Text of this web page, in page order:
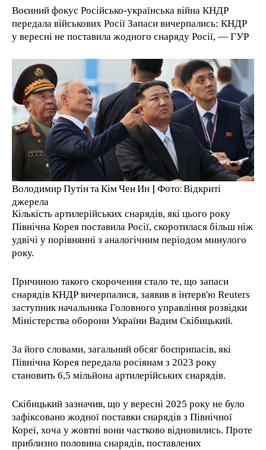
1-YEAR
/ year
articles for a whole year.
1-MONTH
/ month
By agreeing to this tier, you are billed every month after
the first one until you opt out of the monthly
subscription.
Воєнний фокус Російсько-українська війна КНДР
передала військових Росії Запаси вичерпались: КНДР
у вересні не поставила жодного снаряду Росії, — ГУР
Володимир Путін та Кім Чен Ин | Фото: Відкриті
джерела
Кількість артилерійських снарядів, які цього року
Північна Корея поставила Росії, скоротилася більш ніж
удвічі у порівнянні з аналогічним періодом минулого
року.
Причиною такого скорочення стало те, що запаси
снарядів КНДР вичерпалися, заявив в інтерв'ю Reuters
заступник начальника Головного управління розвідки
Міністерства оборони України Вадим Скібицький.
За його словами, загальний обсяг боєприпасів, які
Північна Корея передала росіянам з 2023 року
становить 6,5 мільйона артилерійських снарядів.
Скібицький зазначив, що у вересні 2025 року не було
зафіксовано жодної поставки снарядів з Північної
Кореї, хоча у жовтні вони частково відновились. Проте
приблизно половина снарядів, поставлених